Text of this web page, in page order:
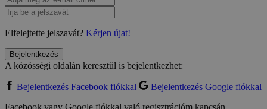
Elfelejtette jelszavát? Kérjen újat!
Bejelentkezés
A közösségi oldalán keresztül is bejelentkezhet:
Bejelentkezés Facebook fiókkal
Bejelentkezés Google fiókkal